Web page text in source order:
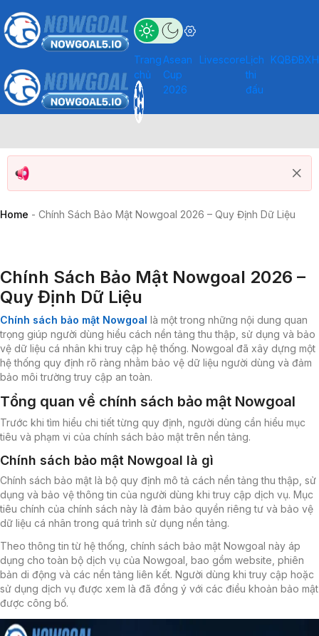
Trang
chủ
Asean
Cup
2026
LivescoreLịch
thi
đấu
KQBĐBXH
Home - Chính Sách Bảo Mật Nowgoal 2026 – Quy Định Dữ Liệu
Chính Sách Bảo Mật Nowgoal 2026 –
Quy Định Dữ Liệu
Chính sách bảo mật Nowgoal là một trong những nội dung quan
trọng giúp người dùng hiểu cách nền tảng thu thập, sử dụng và bảo
vệ dữ liệu cá nhân khi truy cập hệ thống. Nowgoal đã xây dựng một
hệ thống quy định rõ ràng nhằm bảo vệ dữ liệu người dùng và đảm
bảo môi trường truy cập an toàn.
Tổng quan về chính sách bảo mật Nowgoal
Trước khi tìm hiểu chi tiết từng quy định, người dùng cần hiểu mục
tiêu và phạm vi của chính sách bảo mật trên nền tảng.
Chính sách bảo mật Nowgoal là gì
Chính sách bảo mật là bộ quy định mô tả cách nền tảng thu thập, sử
dụng và bảo vệ thông tin của người dùng khi truy cập dịch vụ. Mục
tiêu chính của chính sách này là đảm bảo quyền riêng tư và bảo vệ
dữ liệu cá nhân trong quá trình sử dụng nền tảng.
Theo thông tin từ hệ thống, chính sách bảo mật Nowgoal này áp
dụng cho toàn bộ dịch vụ của Nowgoal, bao gồm website, phiên
bản di động và các nền tảng liên kết. Người dùng khi truy cập hoặc
sử dụng dịch vụ được xem là đã đồng ý với các điều khoản bảo mật
được công bố.